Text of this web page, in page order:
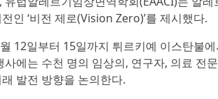
인 ‘비전 제로(Vision Zero)’를 제시했다.
12일부터 15일까지 튀르키예 이스탄불
사에는 수천 명의 임상의, 연구자, 의료 전
발전 방향을 논의한다.